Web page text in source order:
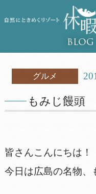
BLOG
グルメ
もみじ饅頭
皆さんこんにちは！
今日は広島の名物、